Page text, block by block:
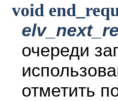
void
очереди
отметить